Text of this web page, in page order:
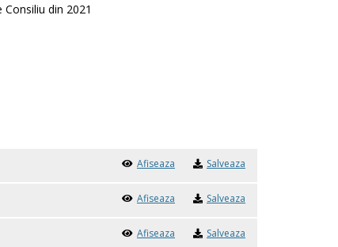
Consiliu din 2021
Afiseaza Salveaza
Afiseaza Salveaza
Afiseaza Salveaza